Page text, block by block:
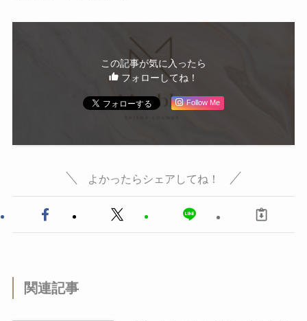
この記事が気に入ったら
フォローしてね！
Follow Me
よかったらシェアしてね！
関連記事